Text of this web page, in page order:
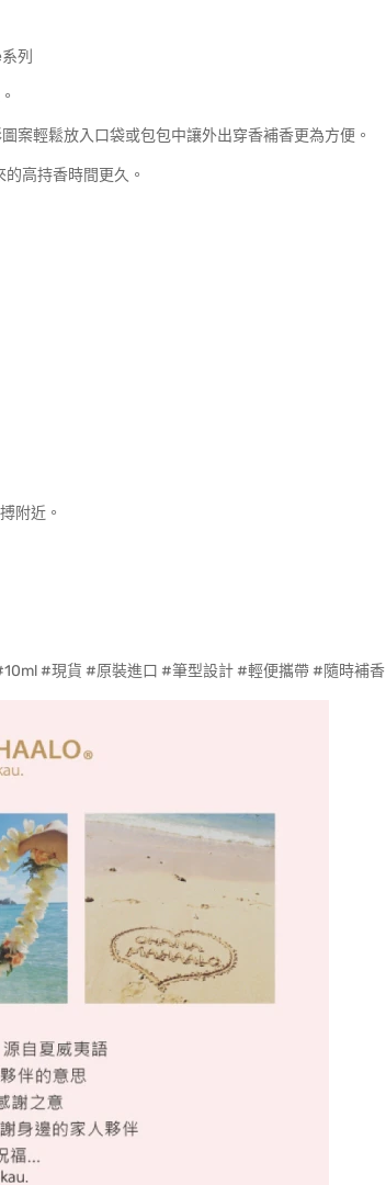
列
案輕鬆放入口袋或包包中讓外出穿香補香更為方便。
高持香時間更久。
附近。
#現貨 #原裝進口 #筆型設計 #輕便攜帶 #隨時補香